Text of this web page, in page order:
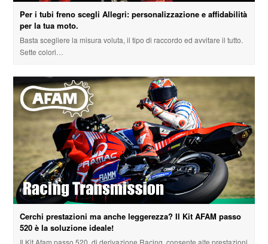
Per i tubi freno scegli Allegri: personalizzazione e affidabilità
per la tua moto.
Basta scegliere la misura voluta, il tipo di raccordo ed avvitare il tutto.
Sette colori…
Cerchi prestazioni ma anche leggerezza? Il Kit AFAM passo
520 è la soluzione ideale!